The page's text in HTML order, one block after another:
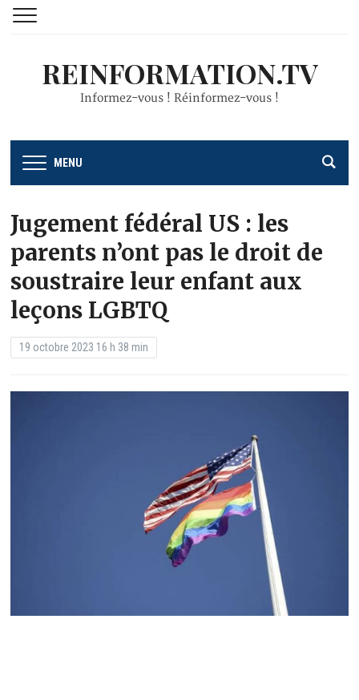
REINFORMATION.TV
Informez-vous ! Réinformez-vous !
MENU
Jugement fédéral US : les
parents n’ont pas le droit de
soustraire leur enfant aux
leçons LGBTQ
19 octobre 2023 16 h 38 min